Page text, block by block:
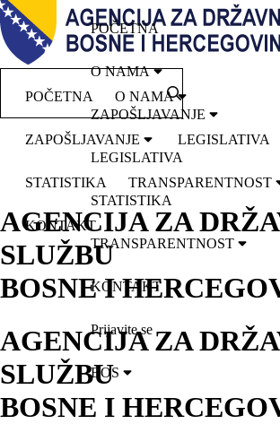
POČETNA O NAMA
ZAPOŠLJAVANJE LEGISLATIVA
STATISTIKA TRANSPARENTNOST
KONTAKT
AGENCIJA ZA
SLUŽBU
BOSNE I
AGENCIJA ZA
SLUŽBU
BOSNE I
POČETNA
O NAMA
ZAPOŠLJAVANJE
LEGISLATIVA
STATISTIKA
TRANSPARENTNOST
KONTAKT
Prijavite se
BOS